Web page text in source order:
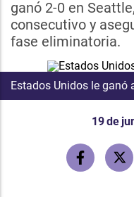
ganó 2-0 en
consecutivo y
fase eliminatoria.
Estados Unidos le ganó
19 de